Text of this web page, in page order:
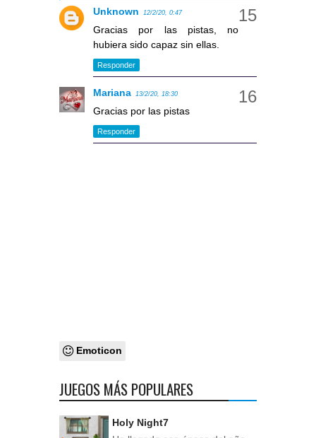
Unknown 12/2/20, 0:47
Gracias por las pistas, no
hubiera sido capaz sin ellas.
Responder
Mariana 13/2/20, 18:30
Gracias por las pistas
Responder
Emoticon
JUEGOS MÁS POPULARES
Holy Night7